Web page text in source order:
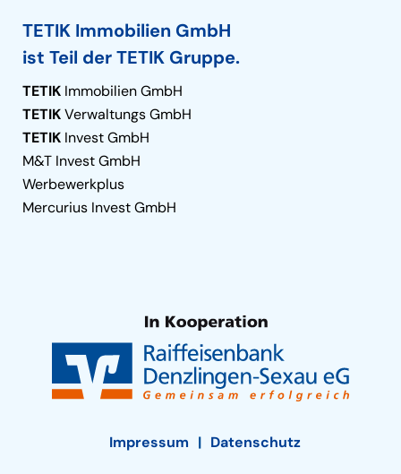
TETIK Immobilien GmbH
ist Teil der TETIK Gruppe.
TETIK Immobilien GmbH
TETIKVerwaltungs GmbH
TETIK Invest GmbH
M&T Invest GmbH
Werbewerkplus
Mercurius Invest GmbH
Impressum Datenschutz